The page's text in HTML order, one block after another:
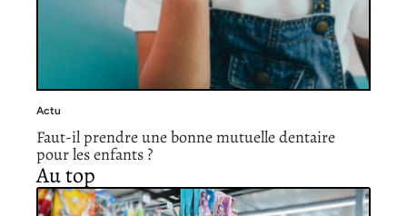
Actu
Faut-il prendre une bonne mutuelle dentaire
pour les enfants ?
Au top